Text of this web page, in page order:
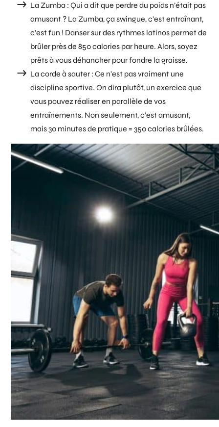
La Zumba : Qui a dit que perdre du poids n’était pas
amusant ? La Zumba, ça swingue, c’est entraînant,
c’est fun ! Danser sur des rythmes latinos permet de
brûler près de 850 calories par heure. Alors, soyez
prêts à vous déhancher pour fondre la graisse.
La corde à sauter : Ce n’est pas vraiment une
discipline sportive. On dira plutôt, un exercice que
vous pouvez réaliser en parallèle de vos
entraînements. Non seulement, c’est amusant,
mais 30 minutes de pratique = 350 calories brûlées.